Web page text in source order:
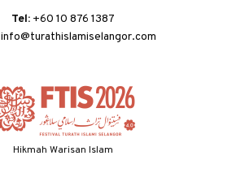
Tel:+60 10 876 1387
info@turathislamiselangor.com
Hikmah Warisan Islam